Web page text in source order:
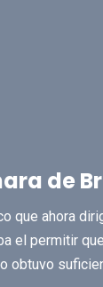
de
que ahora
el permitir
obtuvo